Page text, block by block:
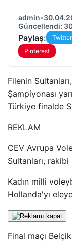
admin•
Güncellendi:
Paylaş: Twitter
Pinterest
Filenin
Şampiyonası
Türkiye finalde
REKLAM
CEV Avrupa
Sultanları,
Kadın milli
Hollanda'yı
Final maçı